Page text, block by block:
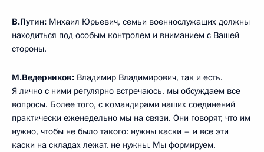
В.Путин: Михаил Юрьевич, семьи военнослужащих должны
находиться под особым контролем и вниманием с Вашей
стороны.
М.Ведерников: Владимир Владимирович, так и есть.
Я лично с ними регулярно встречаюсь, мы обсуждаем все
вопросы. Более того, с командирами наших соединений
практически еженедельно мы на связи. Они говорят, что им
нужно, чтобы не было такого: нужны каски – и все эти
каски на складах лежат, не нужны. Мы формируем,